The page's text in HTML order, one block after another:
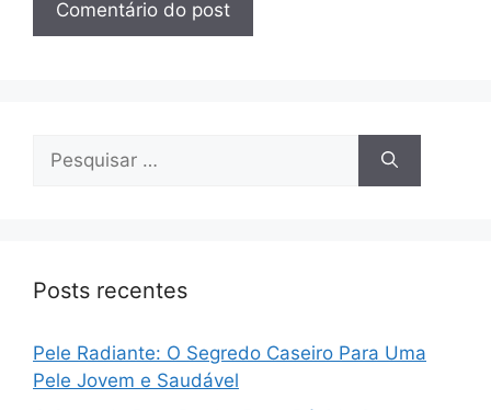
Pesquisar
Posts recentes
Pele Radiante: O Segredo Caseiro Para Uma
Pele Jovem e Saudável